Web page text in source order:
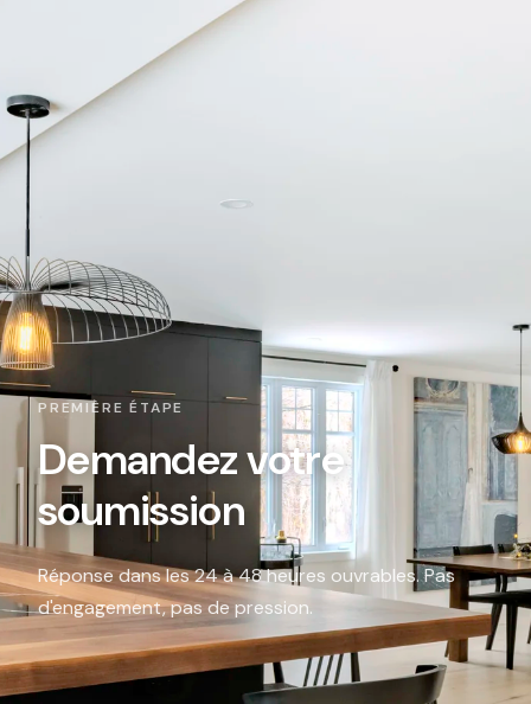
PREMIÈRE ÉTAPE
Demandez votre
soumission
Réponse dans les 24 à 48 heures ouvrables. Pas
d'engagement, pas de pression.